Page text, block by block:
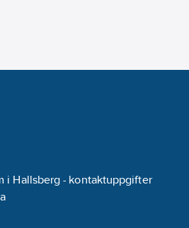
i Hallsberg - kontaktuppgifter